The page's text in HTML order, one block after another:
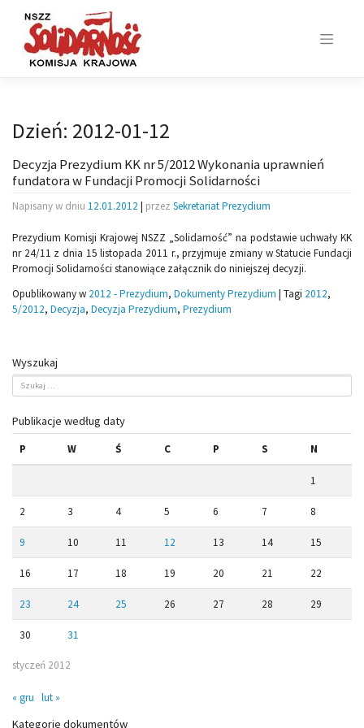
content
Dzień: 2012-01-12
Decyzja Prezydium KK nr 5/2012 Wykonania uprawnień
fundatora w Fundacji Promocji Solidarności
Napisany w dniu 12.01.2012 | przez Sekretariat Prezydium
Prezydium Komisji Krajowej NSZZ „Solidarność” na podstawie uchwały KK
nr 24/11 z dnia 15 listopada 2011 r., przyjmuje zmiany w Statucie Fundacji
Promocji Solidarności stanowiące załącznik do niniejszej decyzji.
Opublikowany w 2012 - Prezydium, Dokumenty Prezydium | Tagi 2012,
5/2012, Decyzja, Decyzja Prezydium, Prezydium
Wyszukaj
Publikacje według daty
styczeń 2012
P W Ś C P S N
1
2 3 4 5 6 7 8
9 10 11 12 13 14 15
16 17 18 19 20 21 22
23 24 25 26 27 28 29
30 31
« gru lut »
Kategorie dokumentów